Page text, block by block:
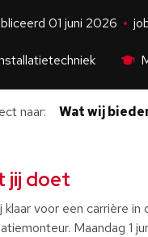
01 juni 2026
naar Wat wij
jij doet
klaar voor een carrière
Maandag 1